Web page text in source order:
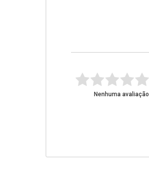
Nenhuma avaliação